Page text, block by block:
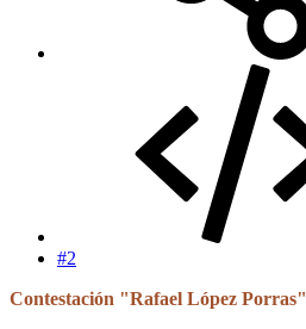
#2
Contestación "Rafael López Porras"